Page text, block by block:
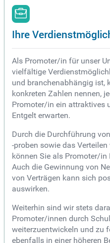
Ihre
Als Promoter/in für unser
vielfältige
und branchenabhängig ist,
konkreten Zahlen nennen,
Promoter/in ein attraktives
Entgelt erwarten.
Durch die Durchführung
-proben sowie das
können Sie als Promoter/in
Auch die Gewinnung von
von Verträgen kann sich
auswirken.
Weiterhin sind wir stets
Promoter/innen durch
weiterzuentwickeln und zu
ebenfalls in einer höheren